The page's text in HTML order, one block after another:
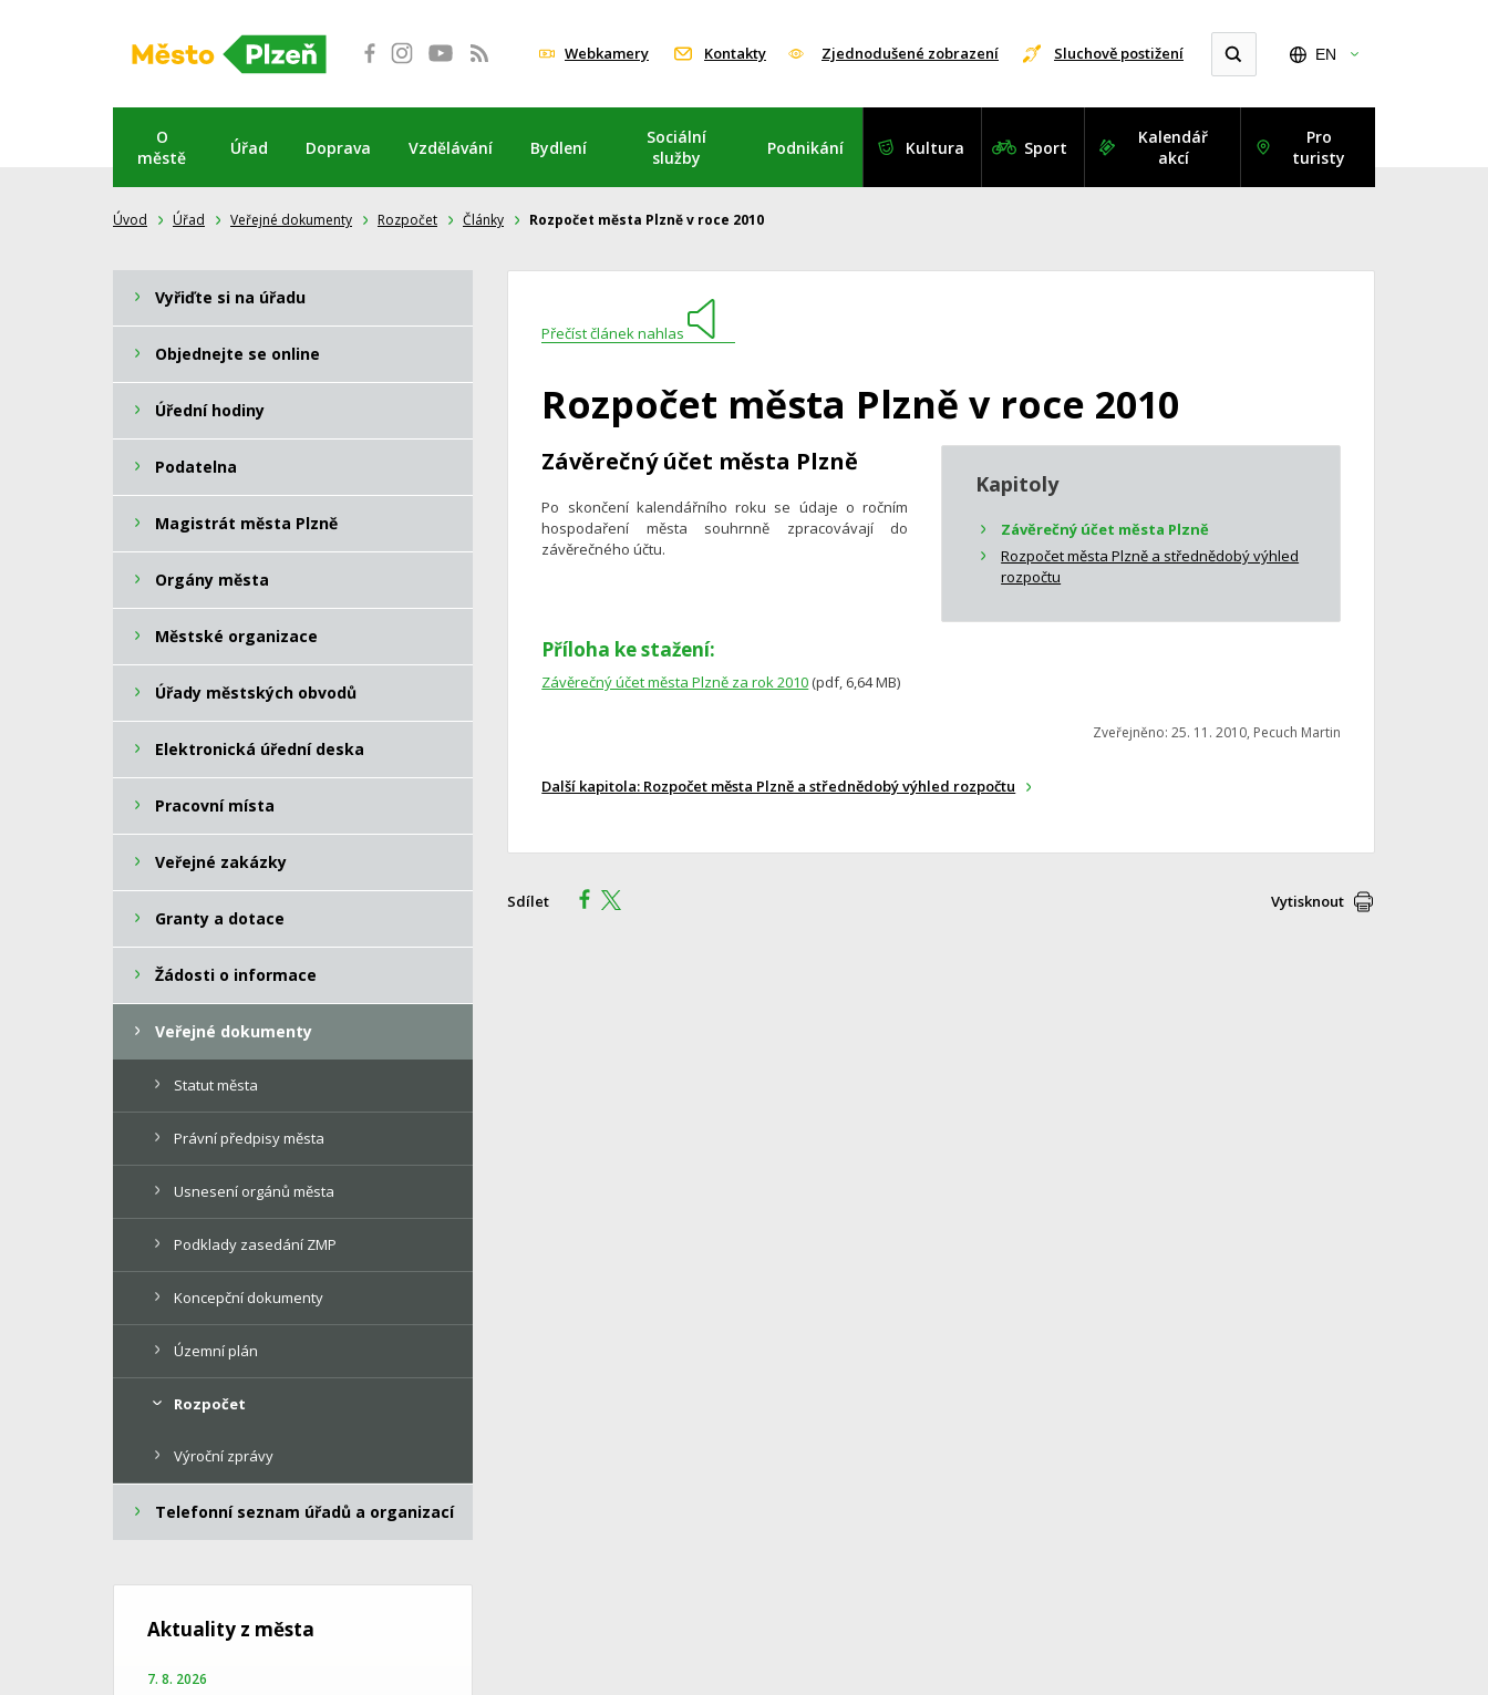
Webkamery Kontakty Zjednodušené zobrazení Sluchově postižení EN
O
městě
Úřad Doprava Vzdělávání Bydlení
Sociální
služby
Podnikání Kultura Sport
Kalendář
akcí
Pro
turisty
Úvod Úřad Veřejné dokumenty Rozpočet Články Rozpočet města Plzně v roce 2010
Přečíst článek nahlas
Rozpočet města Plzně v roce 2010
Kapitoly
Závěrečný účet města Plzně
Rozpočet města Plzně a střednědobý výhled
rozpočtu
Závěrečný účet města Plzně
Po skončení kalendářního roku se údaje o ročním
hospodaření města souhrnně zpracovávají do
závěrečného účtu.
Příloha ke stažení:
Závěrečný účet města Plzně za rok 2010 (pdf, 6,64 MB)
Zveřejněno: 25. 11. 2010, Pecuch Martin
Další kapitola: Rozpočet města Plzně a střednědobý výhled rozpočtu
Sdílet Vytisknout
Vyřiďte si na úřadu
Objednejte se online
Úřední hodiny
Podatelna
Magistrát města Plzně
Orgány města
Městské organizace
Úřady městských obvodů
Elektronická úřední deska
Pracovní místa
Veřejné zakázky
Granty a dotace
Žádosti o informace
Veřejné dokumenty
Statut města
Právní předpisy města
Usnesení orgánů města
Podklady zasedání ZMP
Koncepční dokumenty
Územní plán
Rozpočet
Výroční zprávy
Telefonní seznam úřadů a organizací
Aktuality z města
7. 8. 2026